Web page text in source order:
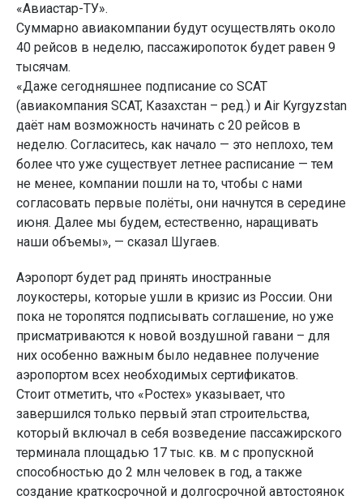
«Авиастар-ТУ».
Суммарно авиакомпании будут осуществлять около
40 рейсов в неделю, пассажиропоток будет равен 9
тысячам.
«Даже сегодняшнее подписание со SCAT
(авиакомпания SCAT, Казахстан – ред.) и Air Kyrgyzstan
даёт нам возможность начинать с 20 рейсов в
неделю. Согласитесь, как начало — это неплохо, тем
более что уже существует летнее расписание — тем
не менее, компании пошли на то, чтобы с нами
согласовать первые полёты, они начнутся в середине
июня. Далее мы будем, естественно, наращивать
наши объемы», — сказал Шугаев.
Аэропорт будет рад принять иностранные
лоукостеры, которые ушли в кризис из России. Они
пока не торопятся подписывать соглашение, но уже
присматриваются к новой воздушной гавани – для
них особенно важным было недавнее получение
аэропортом всех необходимых сертификатов.
Стоит отметить, что «Ростех» указывает, что
завершился только первый этап строительства,
который включал в себя возведение пассажирского
терминала площадью 17 тыс. кв. м с пропускной
способностью до 2 млн человек в год, а также
создание краткосрочной и долгосрочной автостоянок